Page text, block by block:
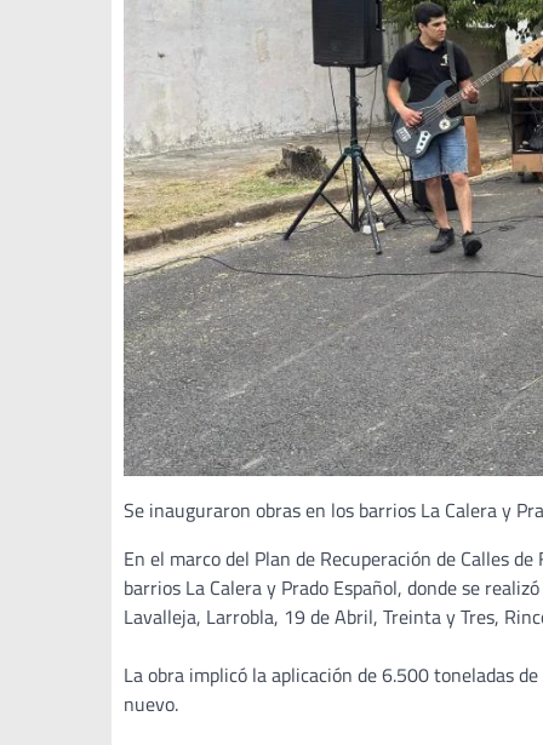
Se inauguraron obras en los barrios La Calera y
En el marco del Plan de Recuperación de Calles
barrios La Calera y Prado Español, donde se
Lavalleja, Larrobla, 19 de Abril, Treinta y Tres,
La obra implicó la aplicación de 6.500 toneladas
nuevo.